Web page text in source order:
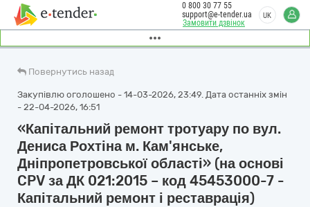
Замовити дзвінок
0 800 30 77 55
support@e-tender.ua
UK
Повернутись назад
Закупівлю оголошено - 14-03-2026, 23:49. Дата останніх змін
- 22-04-2026, 16:51
«Капітальний ремонт тротуару по вул.
Дениса Рохтіна м. Кам'янське,
Дніпропетровської області» (на основі
CPV за ДК 021:2015 – код 45453000-7 -
Капітальний ремонт і реставрація)